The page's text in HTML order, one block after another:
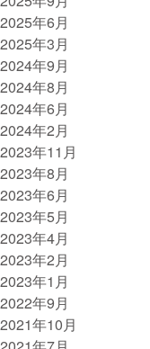
2025年6月
2025年3月
2024年9月
2024年8月
2024年6月
2024年2月
2023年11月
2023年8月
2023年6月
2023年5月
2023年4月
2023年2月
2023年1月
2022年9月
2021年10月